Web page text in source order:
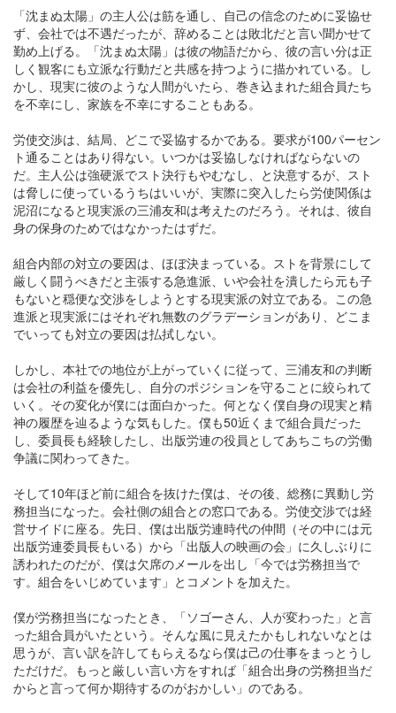
「沈まぬ太陽」の主人公は筋を通し、自己の信念のために妥協せ
ず、会社では不遇だったが、辞めることは敗北だと言い聞かせて
勤め上げる。「沈まぬ太陽」は彼の物語だから、彼の言い分は正
しく観客にも立派な行動だと共感を持つように描かれている。し
かし、現実に彼のような人間がいたら、巻き込まれた組合員たち
を不幸にし、家族を不幸にすることもある。
労使交渉は、結局、どこで妥協するかである。要求が100パーセン
ト通ることはあり得ない。いつかは妥協しなければならないの
だ。主人公は強硬派でスト決行もやむなし、と決意するが、スト
は脅しに使っているうちはいいが、実際に突入したら労使関係は
泥沼になると現実派の三浦友和は考えたのだろう。それは、彼自
身の保身のためではなかったはずだ。
組合内部の対立の要因は、ほぼ決まっている。ストを背景にして
厳しく闘うべきだと主張する急進派、いや会社を潰したら元も子
もないと穏便な交渉をしようとする現実派の対立である。この急
進派と現実派にはそれぞれ無数のグラデーションがあり、どこま
でいっても対立の要因は払拭しない。
しかし、本社での地位が上がっていくに従って、三浦友和の判断
は会社の利益を優先し、自分のポジションを守ることに絞られて
いく。その変化が僕には面白かった。何となく僕自身の現実と精
神の履歴を辿るような気もした。僕も50近くまで組合員だった
し、委員長も経験したし、出版労連の役員としてあちこちの労働
争議に関わってきた。
そして10年ほど前に組合を抜けた僕は、その後、総務に異動し労
務担当になった。会社側の組合との窓口である。労使交渉では経
営サイドに座る。先日、僕は出版労連時代の仲間（その中には元
出版労連委員長もいる）から「出版人の映画の会」に久しぶりに
誘われたのだが、僕は欠席のメールを出し「今では労務担当で
す。組合をいじめています」とコメントを加えた。
僕が労務担当になったとき、「ソゴーさん、人が変わった」と言
った組合員がいたという。そんな風に見えたかもしれないなとは
思うが、言い訳を許してもらえるなら僕は己の仕事をまっとうし
ただけだ。もっと厳しい言い方をすれば「組合出身の労務担当だ
からと言って何か期待するのがおかしい」のである。